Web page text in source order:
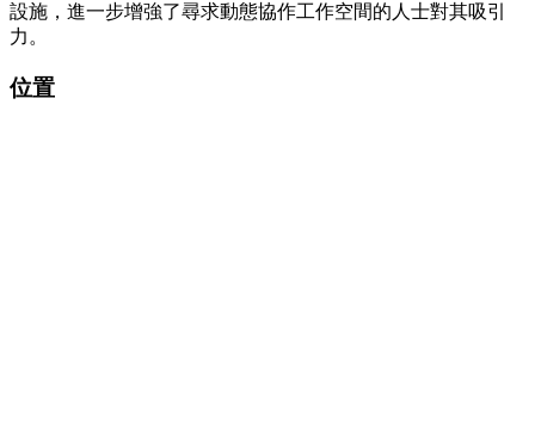
設施，進一步增強了尋求動態協作工作空間的人士對其吸引
力。
位置